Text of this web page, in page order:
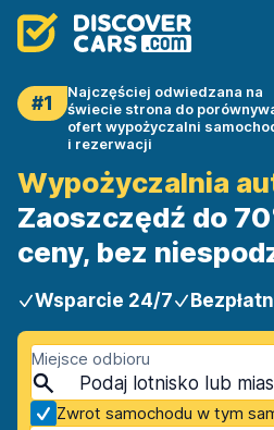
#1
Najczęściej odwiedzana na
świecie strona do
ofert wypożyczalni
i rezerwacji
Wypożyczalnia
Zaoszczędź do
ceny, bez
Wsparcie 24/7
Miejsce odbioru
Zwrot samochodu w tym